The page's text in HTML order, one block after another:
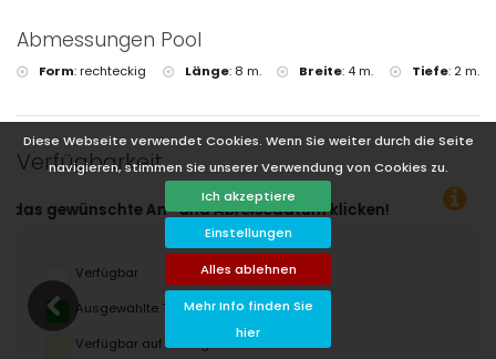
Diese Webseite verwendet Cookies. Wenn Sie weiter durch die Seite
navigieren, stimmen Sie unserer Verwendung von Cookies zu.
Ich akzeptiere
Einstellungen
Alles ablehnen
Mehr Info finden Sie
hier
Abmessungen Pool
Form:rechteckig Länge: 8 m. Breite: 4 m. Tiefe: 2 m.
Verfügbarkeit
Verfügbar
Ausgewählte Termine
Verfügbar auf Anfrage